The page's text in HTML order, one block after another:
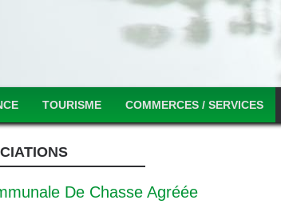
TOURISME COMMERCES / SERVICES
De Chasse Agréée